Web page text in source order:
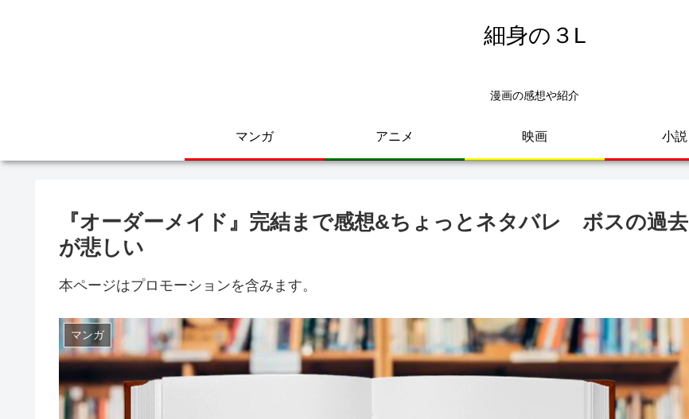
細身の３L
漫画の感想や紹介
マンガ アニメ 映画 小説
『オーダーメイド』完結まで感想&ちょっとネタバレ ボスの過去
が悲しい
本ページはプロモーションを含みます。
マンガ